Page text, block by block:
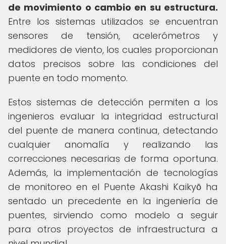
de movimiento o cambio en su estructura.
Entre los sistemas utilizados se encuentran
sensores de tensión, acelerómetros y
medidores de viento, los cuales proporcionan
datos precisos sobre las condiciones del
puente en todo momento.
Estos sistemas de detección permiten a los
ingenieros evaluar la integridad estructural
del puente de manera continua, detectando
cualquier anomalía y realizando las
correcciones necesarias de forma oportuna.
Además, la implementación de tecnologías
de monitoreo en el Puente Akashi Kaikyō ha
sentado un precedente en la ingeniería de
puentes, sirviendo como modelo a seguir
para otros proyectos de infraestructura a